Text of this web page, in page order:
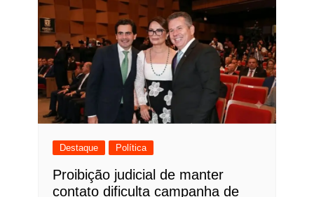
Destaque Política
Proibição judicial de manter
contato dificulta campanha de